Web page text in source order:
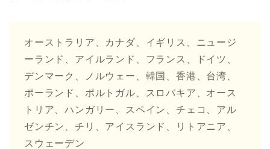
オーストラリア、カナダ、イギリス、ニュージ
ーランド、アイルランド、フランス、ドイツ、
デンマーク、ノルウェー、韓国、香港、台湾、
ポーランド、ポルトガル、スロバキア、オース
トリア、ハンガリー、スペイン、チェコ、アル
ゼンチン、チリ、アイスランド、リトアニア、
スウェーデン